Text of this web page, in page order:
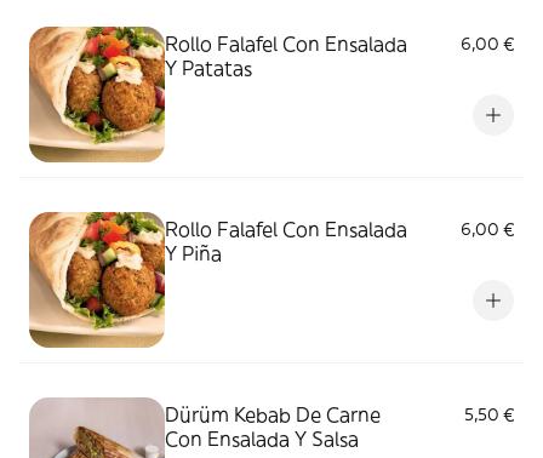
Rollo Falafel Con Ensalada
Y Patatas
6,00 €
Rollo Falafel Con Ensalada
Y Piña
6,00 €
Dürüm Kebab De Carne
Con Ensalada Y Salsa
5,50 €